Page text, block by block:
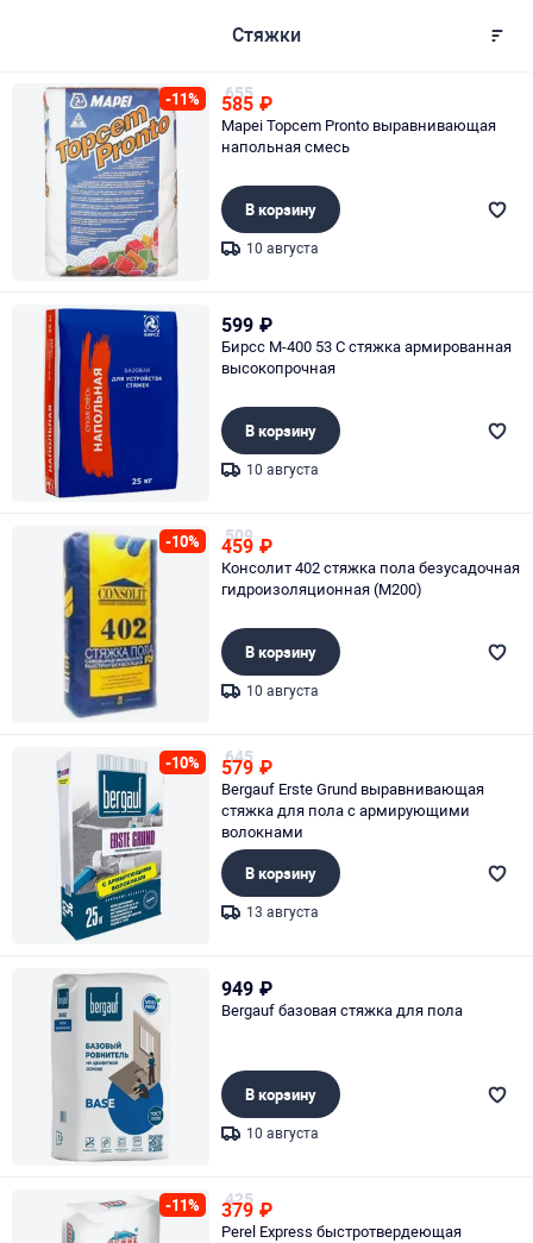
Стяжки
-11% 655
585 ₽
Mapei Topcem Pronto выравнивающая
напольная смесь
В корзину
10 августа
599 ₽
Бирсс М-400 53 С стяжка армированная
высокопрочная
В корзину
10 августа
-10% 509
459 ₽
Консолит 402 стяжка пола безусадочная
гидроизоляционная (M200)
В корзину
10 августа
-10% 645
579 ₽
Bergauf Erste Grund выравнивающая
стяжка для пола с армирующими
волокнами
В корзину
13 августа
949 ₽
Bergauf базовая стяжка для пола
В корзину
10 августа
-11% 425
379 ₽
Perel Express быстротвердеющая